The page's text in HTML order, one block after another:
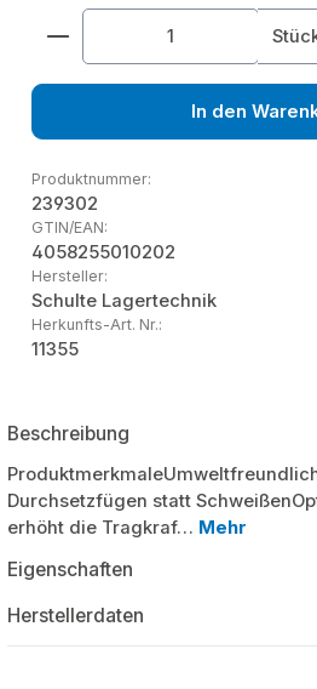
Produkt Anzahl: Gib den
In den
Produktnummer:
239302
GTIN/EAN:
4058255010202
Hersteller:
Schulte Lagertechnik
Herkunfts-Art. Nr.:
11355
Beschreibung
Durchsetzfügen statt
erhöht die Tragkraf… Mehr
Eigenschaften
Herstellerdaten